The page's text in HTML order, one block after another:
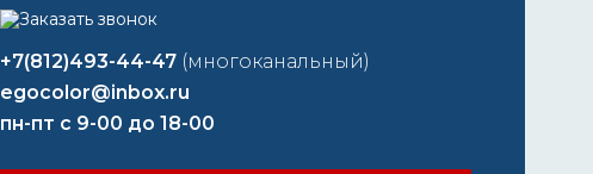
+7(812)493-44-47 (многоканальный)
egocolor@inbox.ru
пн-пт с 9-00 до 18-00